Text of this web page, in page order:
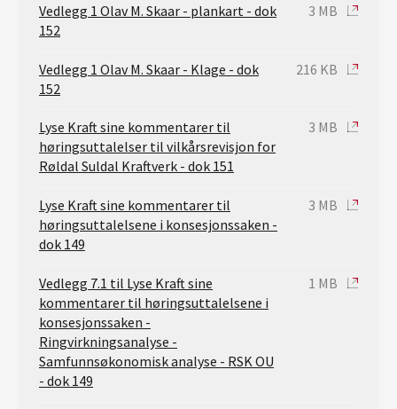
Vedlegg 1 Olav M. Skaar - plankart - dok
152
3 MB
Vedlegg 1 Olav M. Skaar - Klage - dok
152
216 KB
Lyse Kraft sine kommentarer til
høringsuttalelser til vilkårsrevisjon for
Røldal Suldal Kraftverk - dok 151
3 MB
Lyse Kraft sine kommentarer til
høringsuttalelsene i konsesjonssaken -
dok 149
3 MB
Vedlegg 7.1 til Lyse Kraft sine
kommentarer til høringsuttalelsene i
konsesjonssaken -
Ringvirkningsanalyse -
Samfunnsøkonomisk analyse - RSK OU
- dok 149
1 MB